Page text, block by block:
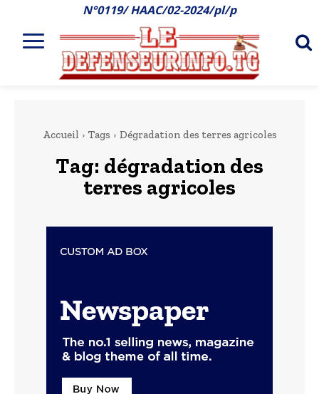
N°0119/ HAAC/02-2024/pl/p
Accueil Tags Dégradation des terres agricoles
Tag: dégradation des
terres agricoles